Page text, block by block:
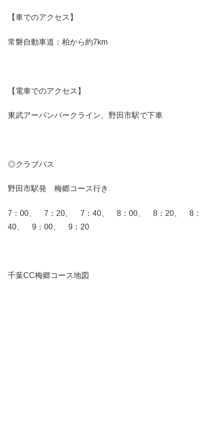
【車でのアクセス】
常磐自動車道：柏から約7km
【電車でのアクセス】
東武アーバンパークライン、野田市駅で下車
◎クラブバス
野田市駅発 梅郷コース行き
7：00、 7：20、 7：40、 8：00、 8：20、 8：
40、 9：00、 9：20
千葉CC梅郷コース地図